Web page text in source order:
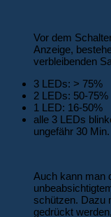
Vor dem
Anzeige,
verbleibenden
3 LEDs: > 75%
2 LEDs: 50-75%
1 LED: 16-50%
alle 3 LEDs
ungefähr 30
Auch kann man
schützen. Dazu
gedrückt